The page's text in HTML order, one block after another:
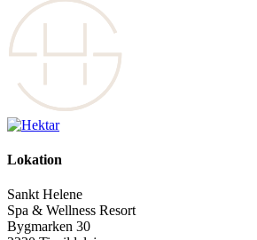
Lokation
Sankt Helene
Spa & Wellness Resort
Bygmarken 30